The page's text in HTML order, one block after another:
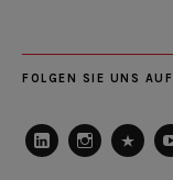
FOLGEN SIE UNS AUF